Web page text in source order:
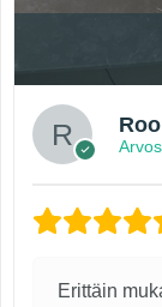
Erittäin